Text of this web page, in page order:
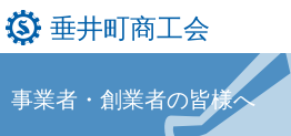
垂井町商工会
事業者・創業者の皆様へ